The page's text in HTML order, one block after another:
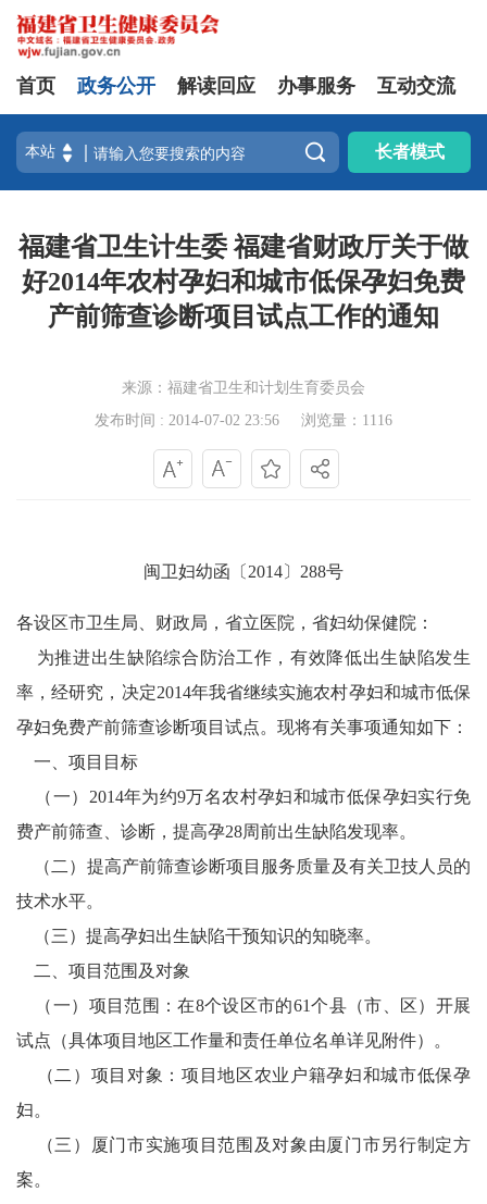
首页 政务公开 解读回应 办事服务 互动交流
 长者模式
福建省卫生计生委 福建省财政厅关于做
好2014年农村孕妇和城市低保孕妇免费
产前筛查诊断项目试点工作的通知
来源：福建省卫生和计划生育委员会
发布时间 : 2014-07-02 23:56
浏览量：1116
闽卫妇幼函〔2014〕288号
各设区市卫生局、财政局，省立医院，省妇幼保健院：
为推进出生缺陷综合防治工作，有效降低出生缺陷发生
率，经研究，决定2014年我省继续实施农村孕妇和城市低保
孕妇免费产前筛查诊断项目试点。现将有关事项通知如下：
一、项目目标
（一）2014年为约9万名农村孕妇和城市低保孕妇实行免
费产前筛查、诊断，提高孕28周前出生缺陷发现率。
（二）提高产前筛查诊断项目服务质量及有关卫技人员的
技术水平。
（三）提高孕妇出生缺陷干预知识的知晓率。
二、项目范围及对象
（一）项目范围：在8个设区市的61个县（市、区）开展
试点（具体项目地区工作量和责任单位名单详见附件）。
（二）项目对象：项目地区农业户籍孕妇和城市低保孕
妇。
（三）厦门市实施项目范围及对象由厦门市另行制定方
案。